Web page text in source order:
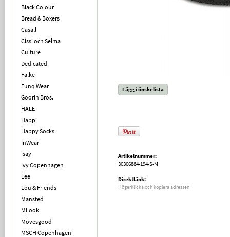
Black Colour
Bread & Boxers
Casall
Cissi och Selma
Culture
Dedicated
Falke
Funq Wear
Goorin Bros.
HALE
Happi
Happy Socks
InWear
Isay
Ivy Copenhagen
Lee
Lou & Friends
Mansted
Milook
Movesgood
MSCH Copenhagen
Lägg i önskelista
Artikelnummer:
30306884-194-S-M
Direktlänk:
Högerklicka och kopiera adressen